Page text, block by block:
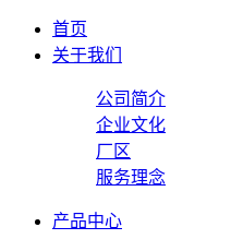
首页
关于我们
公司简介
企业文化
厂区
服务理念
产品中心